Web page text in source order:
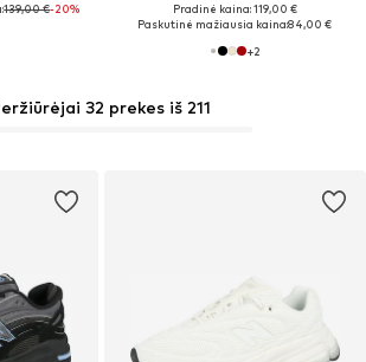
139,00 €-20%
Pradinė kaina: 119,00 €
Paskutinė mažiausia kaina:84,00 €
+2
32 prekes iš 211